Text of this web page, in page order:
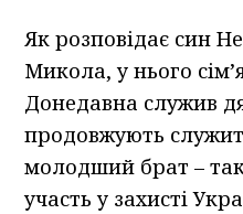
Як розповідає син
Микола, у нього
Донедавна служив
продовжують
молодший брат –
участь у захисті